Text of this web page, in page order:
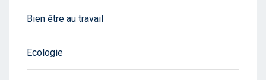
Bien être au travail
Ecologie